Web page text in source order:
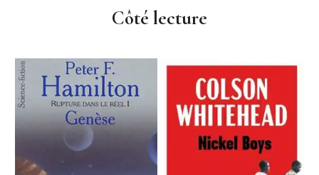
Côté lecture